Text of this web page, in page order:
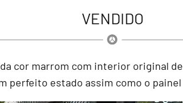
VENDIDO
cor marrom com interior original
estado assim como o